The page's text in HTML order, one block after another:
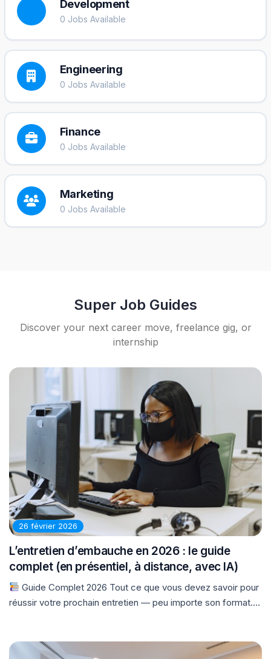
Development
0 Jobs Available
Engineering
0 Jobs Available
Finance
0 Jobs Available
Marketing
0 Jobs Available
Super Job Guides
Discover your next career move, freelance gig, or
internship
26 février 2026
L’entretien d’embauche en 2026 : le guide
complet (en présentiel, à distance, avec IA)
Guide Complet 2026 Tout ce que vous devez savoir pour
réussir votre prochain entretien — peu importe son format....